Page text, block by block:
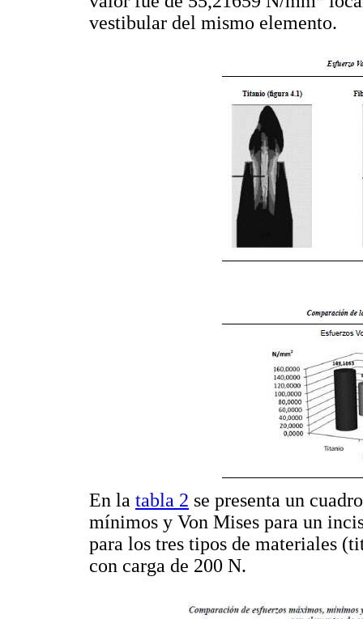
vestibular del mismo elemento.
En la tabla 2 se presenta un
mínimos y Von Mises para un
para los tres tipos de materiales
con carga de 200 N.